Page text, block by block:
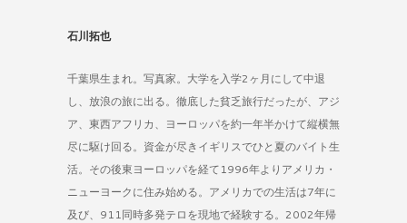
石川拓也
千葉県生まれ。写真家。大学を入学2ヶ月にして中退
し、放浪の旅に出る。徹底した貧乏旅行だったが、アジ
ア、東西アフリカ、ヨーロッパを約一年半かけて縦横無
尽に駆け回る。資金が尽きイギリスでひと夏のバイト生
活。その後東ヨーロッパを経て1996年よりアメリカ・
ニューヨークに住み始める。アメリカでの生活は7年に
及び、911同時多発テロを現地で経験する。2002年帰